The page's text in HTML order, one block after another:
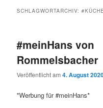
SCHLAGWORTARCHIV:
#meinHans von
Rommelsbacher
Veröffentlicht am4. August
*Werbung für #meinHans*